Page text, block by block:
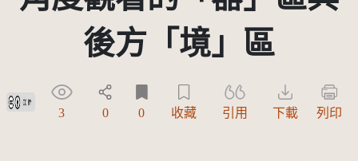
後方「境」區
創用CC姓名標示 3.0 台灣及其後版本(CC BY 3.0 TW +)
3 0 0 收藏 引用 下載 列印